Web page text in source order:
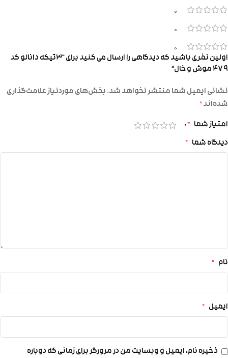
0
0
0
اولین نفری باشید که دیدگاهی را ارسال می کنید برای “۳تیکه دانالو کد
۴۷۹ موش و خال”
نشانی ایمیل شما منتشر نخواهد شد.بخش‌های موردنیاز علامت‌گذاری
شده‌اند*
امتیاز شما *
دیدگاه شما *
نام *
ایمیل *
ذخیره نام، ایمیل و وبسایت من در مرورگر برای زمانی که دوباره